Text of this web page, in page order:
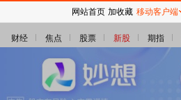
财经 焦点 股票 新股 期指
网站首页 加收藏 移动客户端